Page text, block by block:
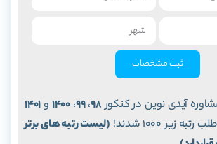
ثبت مشخصات
آیدی نوین در کنکور98،99، 1400 و1401
(لیست رتبه های برتر